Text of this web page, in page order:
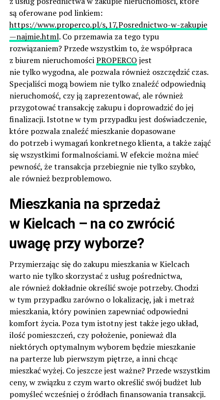
są oferowane pod linkiem:
https://www.properco.pl/s,17,Posrednictwo-w-zakupie
—najmie.html. Co przemawia za tego typu
rozwiązaniem? Przede wszystkim to, że współpraca
z biurem nieruchomościPROPERCO jest
nie tylko wygodna, ale pozwala również oszczędzić czas.
Specjaliści mogą bowiem nie tylko znaleźć odpowiednią
nieruchomość, czy ją zaprezentować, ale również
przygotować transakcję zakupu i doprowadzić do jej
finalizacji. Istotne w tym przypadku jest doświadczenie,
które pozwala znaleźć mieszkanie dopasowane
do potrzeb i wymagań konkretnego klienta, a także zająć
się wszystkimi formalnościami. W efekcie można mieć
pewność, że transakcja przebiegnie nie tylko szybko,
ale również bezproblemowo.
Mieszkania na sprzedaż
w Kielcach – na co zwrócić
uwagę przy wyborze?
Przymierzając się do zakupu mieszkania w Kielcach
warto nie tylko skorzystać z usług pośrednictwa,
ale również dokładnie określić swoje potrzeby. Chodzi
w tym przypadku zarówno o lokalizację, jak i metraż
mieszkania, który powinien zapewniać odpowiedni
komfort życia. Poza tym istotny jest także jego układ,
ilość pomieszczeń, czy położenie, ponieważ dla
niektórych optymalnym wyborem będzie mieszkanie
na parterze lub pierwszym piętrze, a inni chcąc
mieszkać wyżej. Co jeszcze jest ważne? Przede wszystkim
ceny, w związku z czym warto określić swój budżet lub
pomyśleć wcześniej o źródłach finansowania transakcji.